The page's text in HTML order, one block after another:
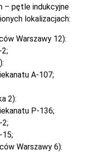
– pętle indukcyjne
lokalizacjach:
Warszawy 12):
2;
A-107;
2):
P-136;
2;
15;
Warszawy 6):